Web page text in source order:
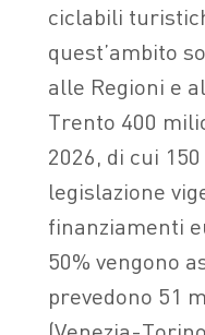
ciclabili
quest’ambito
alle Regioni e
Trento 400
2026, di cui
legislazione
finanziamenti
50% vengono
prevedono 51